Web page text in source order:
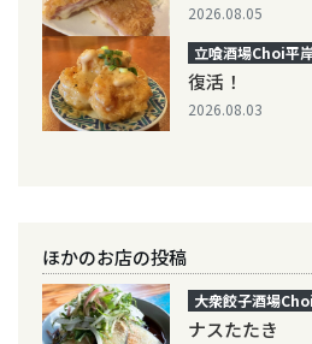
2026.08.05
立喰酒場Choi平
復活！
2026.08.03
ほかのお店の投稿
大衆餃子酒場Choi
ナスたたき